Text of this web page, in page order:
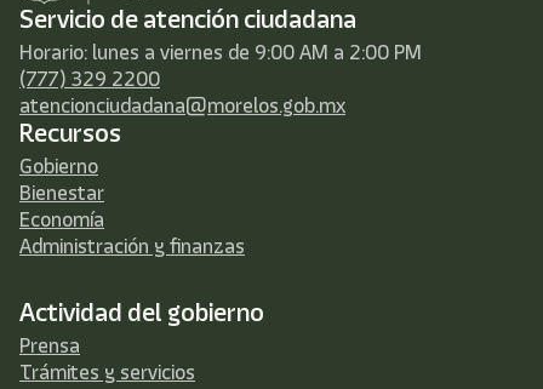
Servicio de atención ciudadana
Horario: lunes a viernes de 9:00 AM a 2:00 PM
(777) 329 2200
atencionciudadana@morelos.gob.mx
Recursos
Gobierno
Bienestar
Economía
Administración y finanzas
Actividad del gobierno
Prensa
Trámites y servicios